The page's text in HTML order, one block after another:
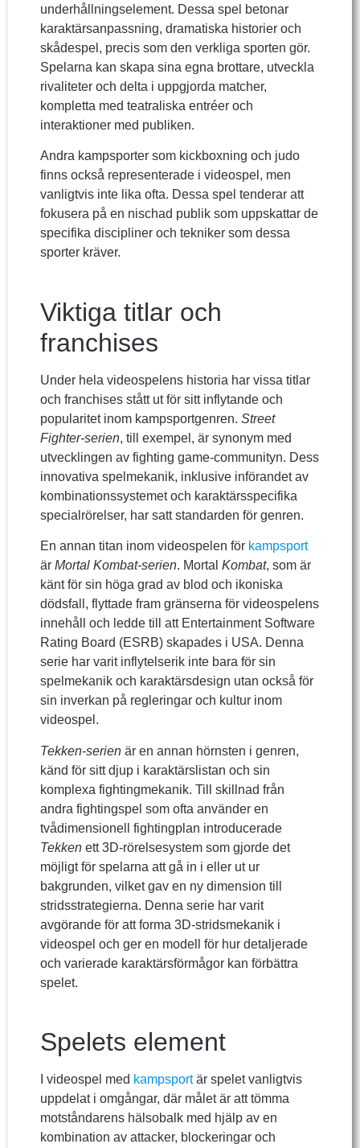
underhållningselement. Dessa spel betonar
karaktärsanpassning, dramatiska historier och
skådespel, precis som den verkliga sporten gör.
Spelarna kan skapa sina egna brottare, utveckla
rivaliteter och delta i uppgjorda matcher,
kompletta med teatraliska entréer och
interaktioner med publiken.
Andra kampsporter som kickboxning och judo
finns också representerade i videospel, men
vanligtvis inte lika ofta. Dessa spel tenderar att
fokusera på en nischad publik som uppskattar de
specifika discipliner och tekniker som dessa
sporter kräver.
Viktiga titlar och
franchises
Under hela videospelens historia har vissa titlar
och franchises stått ut för sitt inflytande och
popularitet inom kampsportgenren. Street
Fighter-serien, till exempel, är synonym med
utvecklingen av fighting game-communityn. Dess
innovativa spelmekanik, inklusive införandet av
kombinationssystemet och karaktärsspecifika
specialrörelser, har satt standarden för genren.
En annan titan inom videospelen för kampsport
är Mortal Kombat-serien. Mortal Kombat, som är
känt för sin höga grad av blod och ikoniska
dödsfall, flyttade fram gränserna för videospelens
innehåll och ledde till att Entertainment Software
Rating Board (ESRB) skapades i USA. Denna
serie har varit inflytelserik inte bara för sin
spelmekanik och karaktärsdesign utan också för
sin inverkan på regleringar och kultur inom
videospel.
Tekken-serien är en annan hörnsten i genren,
känd för sitt djup i karaktärslistan och sin
komplexa fightingmekanik. Till skillnad från
andra fightingspel som ofta använder en
tvådimensionell fightingplan introducerade
Tekken ett 3D-rörelsesystem som gjorde det
möjligt för spelarna att gå in i eller ut ur
bakgrunden, vilket gav en ny dimension till
stridsstrategierna. Denna serie har varit
avgörande för att forma 3D-stridsmekanik i
videospel och ger en modell för hur detaljerade
och varierade karaktärsförmågor kan förbättra
spelet.
Spelets element
I videospel med kampsportär spelet vanligtvis
uppdelat i omgångar, där målet är att tömma
motståndarens hälsobalk med hjälp av en
kombination av attacker, blockeringar och